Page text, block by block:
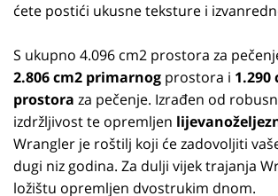
ćete postići ukusne teksture i
S ukupno 4.096 cm2 prostora za
2.806 cm2 primarnog prostora i 1.290
prostora za pečenje. Izrađen od
izdržljivost te opremljen
Wrangler je roštilj koji će zadovoljiti
dugi niz godina. Za dulji vijek trajanja
ložištu opremljen dvostrukim dnom.